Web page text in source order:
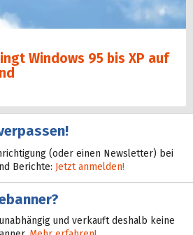
Windows 95 bis XP auf
(oder einen Newsletter) bei
Berichte: Jetzt anmelden!
und verkauft deshalb keine